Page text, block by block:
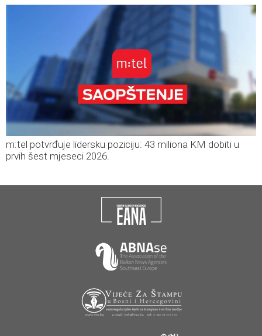
m:tel potvrđuje lidersku poziciju: 43 miliona KM dobiti u
prvih šest mjeseci 2026.